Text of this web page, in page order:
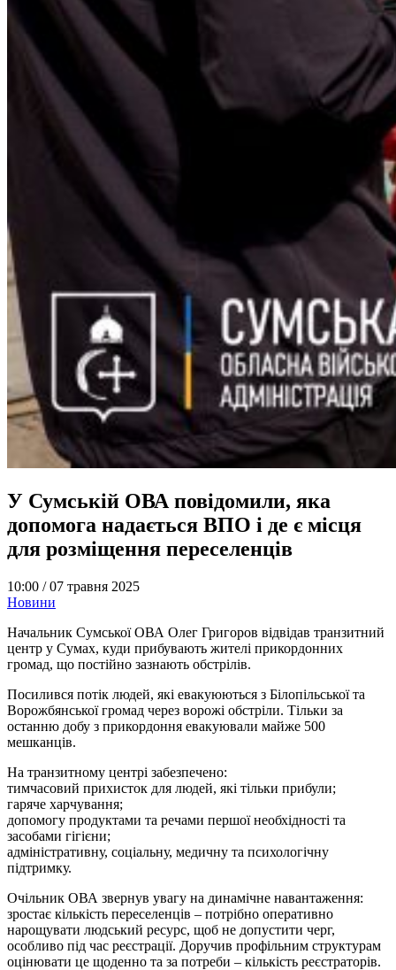
У Сумській ОВА повідомили, яка
допомога надається ВПО і де є місця
для розміщення переселенців
10:00 /07 травня 2025
Новини
Начальник Сумської ОВА Олег Григоров відвідав транзитний
центр у Сумах, куди прибувають жителі прикордонних
громад, що постійно зазнають обстрілів.
Посилився потік людей, які евакуюються з Білопільської та
Ворожбянської громад через ворожі обстріли. Тільки за
останню добу з прикордоння евакуювали майже 500
мешканців.
На транзитному центрі забезпечено:
тимчасовий прихисток для людей, які тільки прибули;
гаряче харчування;
допомогу продуктами та речами першої необхідності та
засобами гігієни;
адміністративну, соціальну, медичну та психологічну
підтримку.
Очільник ОВА звернув увагу на динамічне навантаження:
зростає кількість переселенців – потрібно оперативно
нарощувати людський ресурс, щоб не допустити черг,
особливо під час реєстрації. Доручив профільним структурам
оцінювати це щоденно та за потреби – кількість реєстраторів.